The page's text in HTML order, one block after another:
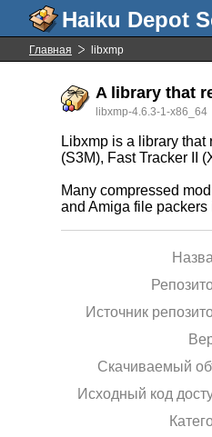
Главная libxmp
A library that
libxmp-4.6.3-1-x86_64
Libxmp is a library
(S3M), Fast Tracker II
Many compressed
and Amiga file
Источник
Скачиваемый
Исходный код